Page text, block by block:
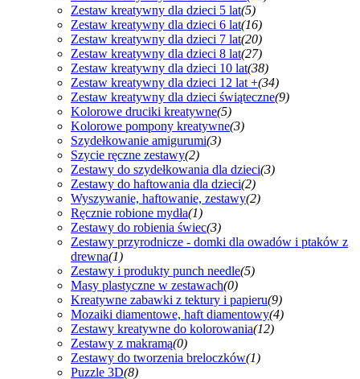
Zestaw kreatywny dla dzieci 5 lat(5)
Zestaw kreatywny dla dzieci 6 lat(16)
Zestaw kreatywny dla dzieci 7 lat(20)
Zestaw kreatywny dla dzieci 8 lat(27)
Zestaw kreatywny dla dzieci 10 lat(38)
Zestaw kreatywny dla dzieci 12 lat +(34)
Zestaw kreatywny dla dzieci świąteczne(9)
Kolorowe druciki kreatywne(5)
Kolorowe pompony kreatywne(3)
Szydełkowanie amigurumi(3)
Szycie ręczne zestawy(2)
Zestawy do szydełkowania dla dzieci(3)
Zestawy do haftowania dla dzieci(2)
Wyszywanie, haftowanie, zestawy(2)
Ręcznie robione mydła(1)
Zestawy do robienia świec(3)
Zestawy przyrodnicze - domki dla owadów i ptaków z
drewna(1)
Zestawy i produkty punch needle(5)
Masy plastyczne w zestawach(0)
Kreatywne zabawki z tektury i papieru(9)
Mozaiki diamentowe, haft diamentowy(4)
Zestawy kreatywne do kolorowania(12)
Zestawy z makramą(0)
Zestawy do tworzenia breloczków(1)
Puzzle 3D(8)